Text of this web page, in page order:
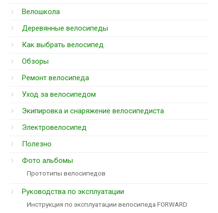
Велошкола
Деревянные велосипеды
Как выбрать велосипед
Обзоры
Ремонт велосипеда
Уход за велосипедом
Экипировка и снаряжение велосипедиста
Электровелосипед
Полезно
Фото альбомы
Прототипы велосипедов
Руководства по эксплуатации
Инструкция по эксплуатации велосипеда FORWARD